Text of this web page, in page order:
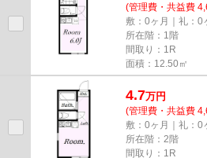
(管理費・共益費
敷：0ヶ月｜礼：0
所在階：1階
間取り：1R
面積：12.50㎡
4.7万円
(管理費・共益費
敷：0ヶ月｜礼：0
所在階：2階
間取り：1R